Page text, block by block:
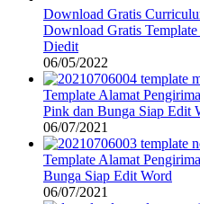
Download Gratis
Download Gratis
Diedit
06/05/2022
Template Alamat
Pink dan Bunga Siap Edit
06/07/2021
Template Alamat
Bunga Siap Edit Word
06/07/2021